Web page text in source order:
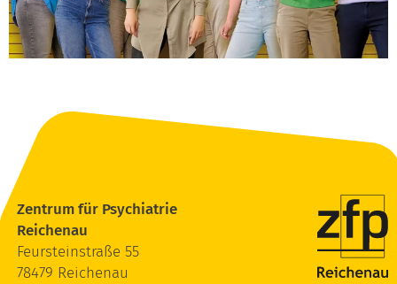
Zentrum für Psychiatrie
Reichenau
Feursteinstraße 55
78479 Reichenau